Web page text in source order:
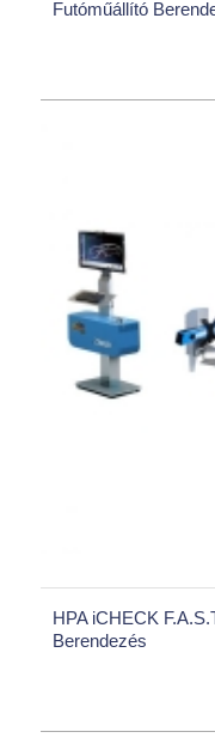
Futóműállító
HPA iCHECK
Berendezés